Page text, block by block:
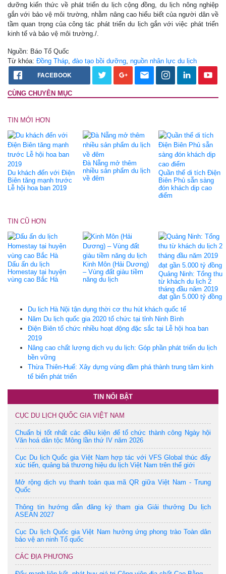
dưỡng kiến thức về phát triển du lịch cộng đồng, du lịch nông nghiệp
gắn với bảo vệ môi trường, nhằm nâng cao hiểu biết của người dân về
tầm quan trọng của công tác phát triển du lịch gắn với việc phát triển
kinh tế và bảo vệ môi trường./.
Nguồn: Báo Tổ Quốc
Từ khóa: Đồng Tháp đào tạo bồi dưỡng nguồn nhân lực du lịch
FACEBOOK
CÙNG CHUYÊN MỤC
TIN MỚI HƠN
Du khách đến với Điện
Biên tăng mạnh trước
Lễ hội hoa ban 2019
Đà Nẵng mở thêm
nhiều sản phẩm du lịch
về đêm
Quần thể di tích Điện
Biên Phủ sẵn sàng
đón khách dịp cao
điểm
TIN CŨ HƠN
Dấu ấn du lịch
Homestay tại huyện
vùng cao Bắc Hà
Kinh Môn (Hải Dương)
– Vùng đất giàu tiềm
năng du lịch
Quảng Ninh: Tổng thu
từ khách du lịch 2
tháng đầu năm 2019
đạt gần 5.000 tỷ đồng
Du lịch Hà Nội tận dụng thời cơ thu hút khách quốc tế
Năm Du lịch quốc gia 2020 tổ chức tại tỉnh Ninh Bình
Điện Biên tổ chức nhiều hoạt động đặc sắc tại Lễ hội hoa ban
2019
Nâng cao chất lượng dịch vụ du lịch: Góp phần phát triển du lịch
bền vững
Thừa Thiên-Huế: Xây dựng vùng đầm phá thành trung tâm kinh
tế biển phát triển
TIN NỔI BẬT
CỤC DU LỊCH QUỐC GIA VIỆT NAM
Chuẩn bị tốt nhất các điều kiện để tổ chức thành công Ngày hội
Văn hoá dân tộc Mông lần thứ IV năm 2026
Cục Du lịch Quốc gia Việt Nam hợp tác với VFS Global thúc đẩy
xúc tiến, quảng bá thương hiệu du lịch Việt Nam trên thế giới
Mở rộng dịch vụ thanh toán qua mã QR giữa Việt Nam - Trung
Quốc
Thông tin hướng dẫn đăng ký tham gia Giải thưởng Du lịch
ASEAN 2027
Cục Du lịch Quốc gia Việt Nam hưởng ứng phong trào Toàn dân
bảo vệ an ninh Tổ quốc
CÁC ĐỊA PHƯƠNG